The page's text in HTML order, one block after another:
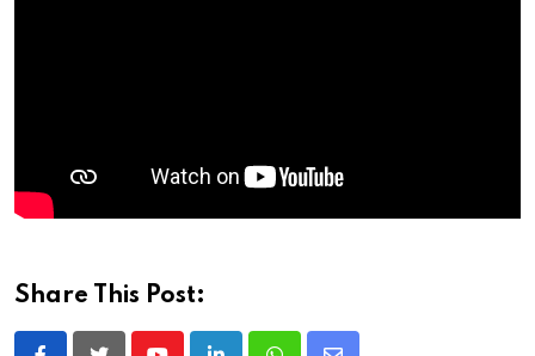
Share This Post: